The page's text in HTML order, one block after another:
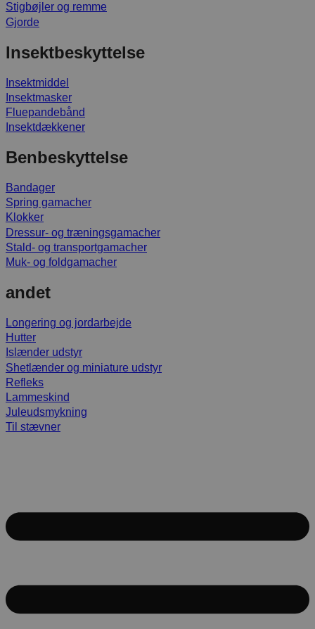
Stigbøjler og remme
Gjorde
Insektbeskyttelse
Insektmiddel
Insektmasker
Fluepandebånd
Insektdækkener
Benbeskyttelse
Bandager
Spring gamacher
Klokker
Dressur- og træningsgamacher
Stald- og transportgamacher
Muk- og foldgamacher
andet
Longering og jordarbejde
Hutter
Islænder udstyr
Shetlænder og miniature udstyr
Refleks
Lammeskind
Juleudsmykning
Til stævner